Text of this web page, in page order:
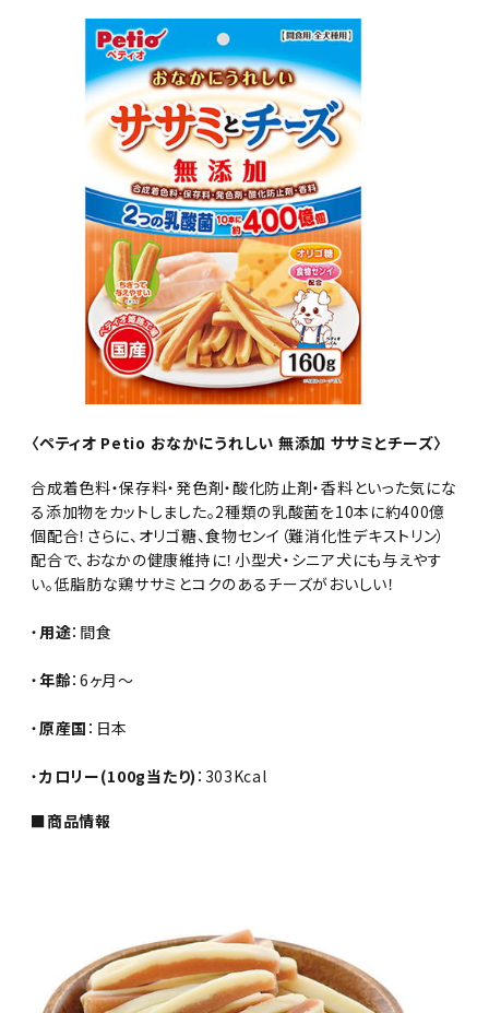
〈ペティオ Petio おなかにうれしい 無添加 ササミとチーズ〉
合成着色料・保存料・発色剤・酸化防止剤・香料といった気にな
る添加物をカットしました。2種類の乳酸菌を10本に約400億
個配合！さらに、オリゴ糖、食物センイ（難消化性デキストリン）
配合で、おなかの健康維持に！小型犬・シニア犬にも与えやす
い。低脂肪な鶏ササミとコクのあるチーズがおいしい！
・ 用途：間食
・年齢：6ヶ月～
・原産国 ：日本
・カロリー(100g当たり) ：303Kcal
■商品情報